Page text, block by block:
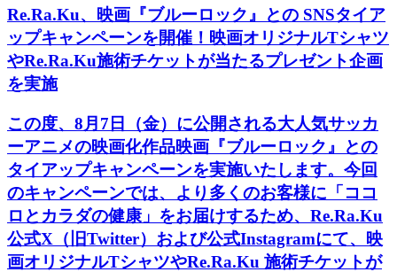
Re.Ra.Ku、映画『ブルーロック』との SNSタイア
ップキャンペーンを開催！映画オリジナルTシャツ
やRe.Ra.Ku施術チケットが当たるプレゼント企画
を実施
この度、8月7日（金）に公開される大人気サッカ
ーアニメの映画化作品映画『ブルーロック』との
タイアップキャンペーンを実施いたします。今回
のキャンペーンでは、より多くのお客様に「ココ
ロとカラダの健康」をお届けするため、Re.Ra.Ku
公式X（旧Twitter）および公式Instagramにて、映
画オリジナルTシャツやRe.Ra.Ku 施術チケットが